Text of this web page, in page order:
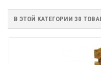
В ЭТОЙ КАТЕГОРИИ 30